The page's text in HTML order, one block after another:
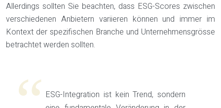
Allerdings sollten Sie beachten, dass ESG-Scores zwischen
verschiedenen Anbietern variieren können und immer im
Kontext der spezifischen Branche und Unternehmensgrösse
betrachtet werden sollten.
ESG-Integration ist kein Trend, sondern